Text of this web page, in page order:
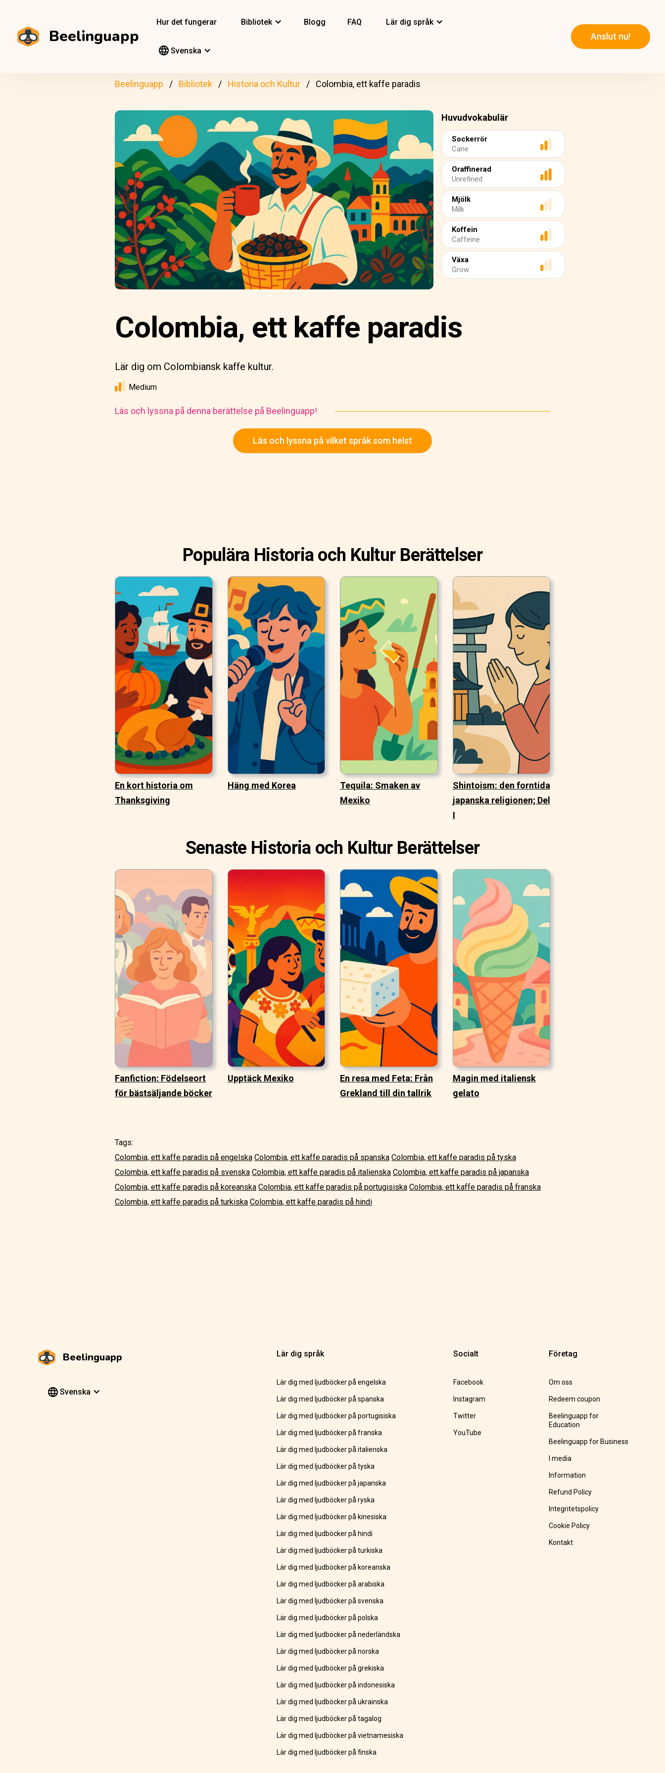
Beelinguapp
Hur det fungerar Bibliotek Blogg FAQ Lär dig språk
Svenska
Anslut nu!
Beelinguapp Bibliotek Historia och Kultur Colombia, ett kaffe paradis
Huvudvokabulär
Sockerrör
Cane
Oraffinerad
Unrefined
Mjölk
Milk
Koffein
Caffeine
Växa
Grow
Colombia, ett kaffe paradis
Lär dig om Colombiansk kaffe kultur.
Medium
Läs och lyssna på denna berättelse på Beelinguapp!
Läs och lyssna på vilket språk som helst
Populära Historia och Kultur Berättelser
En kort historia om
Thanksgiving
Häng med Korea
Tequila: Smaken av
Mexiko
Shintoism: den forntida
japanska religionen; Del
I
Senaste Historia och Kultur Berättelser
Fanfiction: Födelseort
för bästsäljande böcker
Upptäck Mexiko
En resa med Feta: Från
Grekland till din tallrik
Magin med italiensk
gelato
Tags:
Colombia, ett kaffe paradis på engelska Colombia, ett kaffe paradis på spanska Colombia, ett kaffe paradis på tyska
Colombia, ett kaffe paradis på svenska Colombia, ett kaffe paradis på italienska Colombia, ett kaffe paradis på japanska
Colombia, ett kaffe paradis på koreanska Colombia, ett kaffe paradis på portugisiska Colombia, ett kaffe paradis på franska
Colombia, ett kaffe paradis på turkiska Colombia, ett kaffe paradis på hindi
Beelinguapp
Svenska
Lär dig språk
Lär dig med ljudböcker på engelska
Lär dig med ljudböcker på spanska
Lär dig med ljudböcker på portugisiska
Lär dig med ljudböcker på franska
Lär dig med ljudböcker på italienska
Lär dig med ljudböcker på tyska
Lär dig med ljudböcker på japanska
Lär dig med ljudböcker på ryska
Lär dig med ljudböcker på kinesiska
Lär dig med ljudböcker på hindi
Lär dig med ljudböcker på turkiska
Lär dig med ljudböcker på koreanska
Lär dig med ljudböcker på arabiska
Lär dig med ljudböcker på svenska
Lär dig med ljudböcker på polska
Lär dig med ljudböcker på nederländska
Lär dig med ljudböcker på norska
Lär dig med ljudböcker på grekiska
Lär dig med ljudböcker på indonesiska
Lär dig med ljudböcker på ukrainska
Lär dig med ljudböcker på tagalog
Lär dig med ljudböcker på vietnamesiska
Lär dig med ljudböcker på finska
Socialt
Facebook
Instagram
Twitter
YouTube
Företag
Om oss
Redeem coupon
Beelinguapp for
Education
Beelinguapp for Business
I media
Information
Refund Policy
Integritetspolicy
Cookie Policy
Kontakt